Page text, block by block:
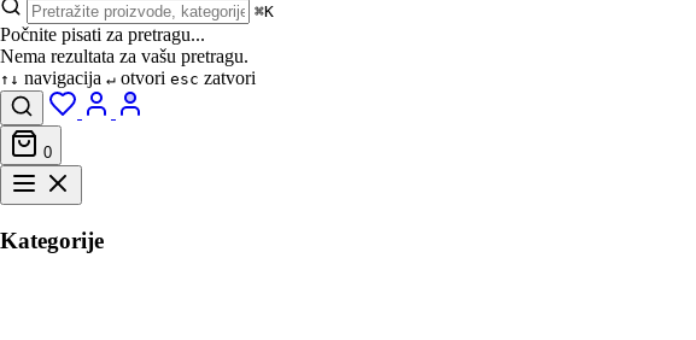
⌘K
Počnite pisati za pretragu...
Nema rezultata za vašu pretragu.
↑↓ navigacija ↵ otvori esc zatvori
0
Kategorije